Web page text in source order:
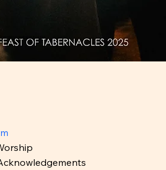
将随时向您通报最新计划！